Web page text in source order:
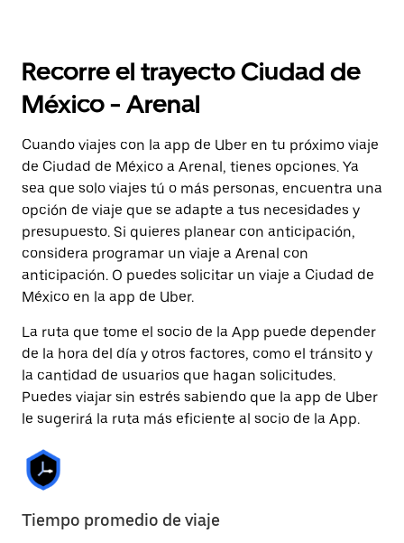
Recorre el trayecto Ciudad de
México - Arenal
Cuando viajes con la app de Uber en tu próximo viaje
de Ciudad de México a Arenal, tienes opciones. Ya
sea que solo viajes tú o más personas, encuentra una
opción de viaje que se adapte a tus necesidades y
presupuesto. Si quieres planear con anticipación,
considera programar un viaje a Arenal con
anticipación. O puedes solicitar un viaje a Ciudad de
México en la app de Uber.
La ruta que tome el socio de la App puede depender
de la hora del día y otros factores, como el tránsito y
la cantidad de usuarios que hagan solicitudes.
Puedes viajar sin estrés sabiendo que la app de Uber
le sugerirá la ruta más eficiente al socio de la App.
Tiempo promedio de viaje